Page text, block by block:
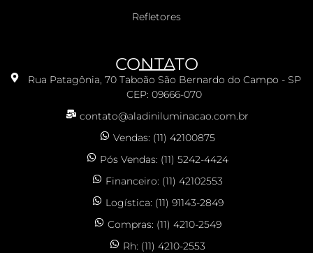
Refletores
CONTATO
Rua Patagônia, 70 Taboão São Bernardo do Campo - SP
CEP: 09666-070
contato@aladiniluminacao.com.br
Vendas: (11) 42100875
Pós Vendas: (11) 5242-4424
Financeiro: (11) 42102553
Logística: (11) 91143-2849
Compras: (11) 4210-2549
Rh: (11) 4210-2553